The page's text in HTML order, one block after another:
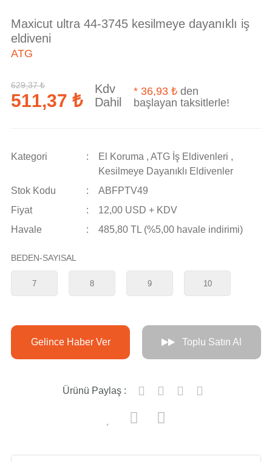
Maxicut ultra 44-3745 kesilmeye dayanıklı iş
eldiveni
ATG
629,37 ₺
511,37 ₺
Kdv
Dahil
* 36,93 ₺ den
başlayan taksitlerle!
Kategori El Koruma , ATG İş Eldivenleri ,
Kesilmeye Dayanıklı Eldivenler
Stok Kodu
ABFPTV49
Fiyat
12,00 USD + KDV
Havale
485,80 TL (%5,00 havale indirimi)
BEDEN-SAYISAL
7 8 9 10
Gelince Haber Ver Toplu Satın Al
Ürünü Paylaş :